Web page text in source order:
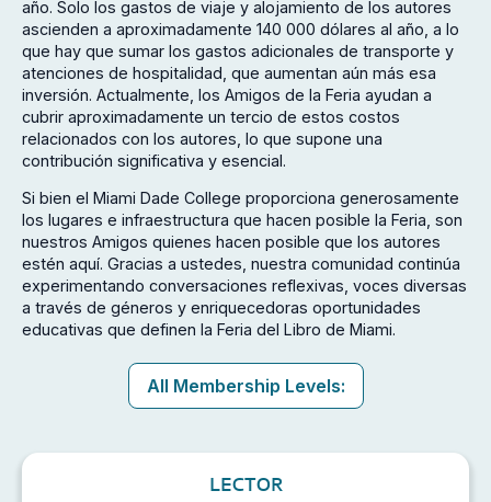
año. Solo los gastos de viaje y alojamiento de los autores
ascienden a aproximadamente 140 000 dólares al año, a lo
que hay que sumar los gastos adicionales de transporte y
atenciones de hospitalidad, que aumentan aún más esa
inversión. Actualmente, los Amigos de la Feria ayudan a
cubrir aproximadamente un tercio de estos costos
relacionados con los autores, lo que supone una
contribución significativa y esencial.
Si bien el Miami Dade College proporciona generosamente
los lugares e infraestructura que hacen posible la Feria, son
nuestros Amigos quienes hacen posible que los autores
estén aquí. Gracias a ustedes, nuestra comunidad continúa
experimentando conversaciones reflexivas, voces diversas
a través de géneros y enriquecedoras oportunidades
educativas que definen la Feria del Libro de Miami.
All Membership Levels:
LECTOR